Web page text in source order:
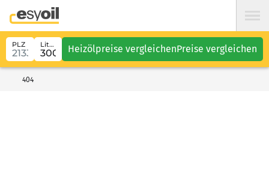
PLZ Liter Heizölpreise vergleichenPreise vergleichen
404